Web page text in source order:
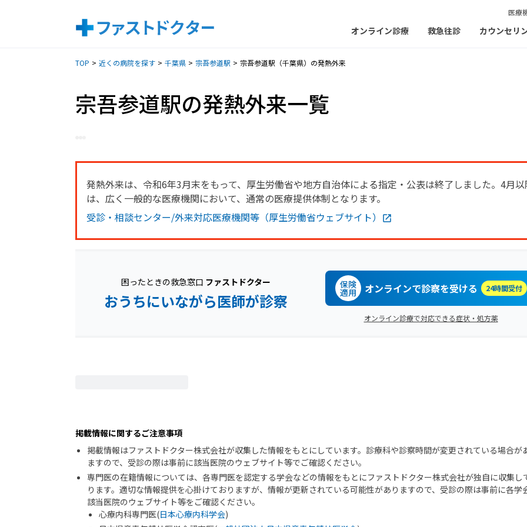
医療
オンライン診療 救急往診 カウンセリ
TOP 近くの病院を探す 千葉県 宗吾参道駅 宗吾参道駅（千葉県）の発熱外来
宗吾参道駅の発熱外来一覧
発熱外来は、令和6年3月末をもって、厚生労働省や地方自治体による指定・公表は終了しました。4月以
は、広く一般的な医療機関において、通常の医療提供体制となります。
受診・相談センター/外来対応医療機関等（厚生労働省ウェブサイト）
困ったときの救急窓口 ファストドクター
おうちにいながら医師が診察
保険
適用 オンラインで診察を受ける 24時間受付
オンライン診療で対応できる症状・処方薬
掲載情報に関するご注意事項
掲載情報はファストドクター株式会社が収集した情報をもとにしています。診療科や診察時間が変更されている場合が
ますので、受診の際は事前に該当医院のウェブサイト等でご確認ください。
専門医の在籍情報については、各専門医を認定する学会などの情報をもとにファストドクター株式会社が独自に収集し
ります。適切な情報提供を心掛けておりますが、情報が更新されている可能性がありますので、受診の際は事前に各学
該当医院のウェブサイト等をご確認ください。
心療内科専門医(日本心療内科学会)